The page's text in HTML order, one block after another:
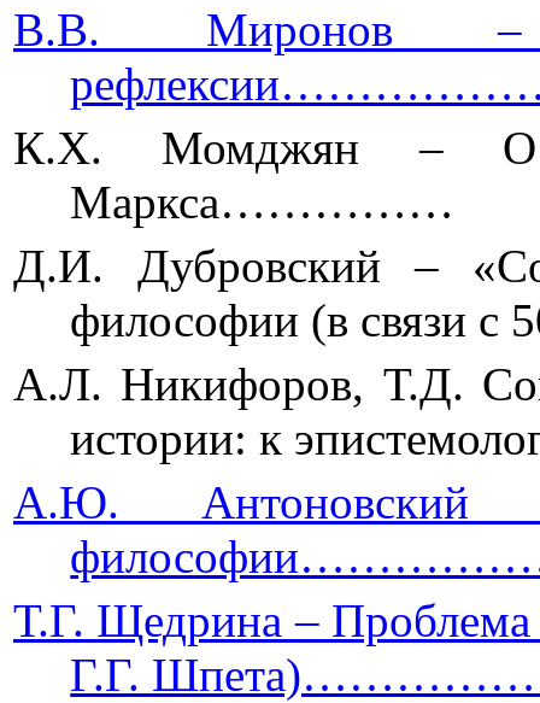
В.В. Миронов –
К.Х. Момджян –
Маркса……………
Д.И. Дубровский –
философии (в
А.Л. Никифоров, Т.Д.
истории: к
А.Ю. Антоновский
Т.Г. Щедрина – Проблема
Г.Г.